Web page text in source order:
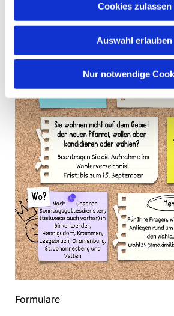
Cookies zulassen
Auswahl erlauben
Nur notwendige
Formulare